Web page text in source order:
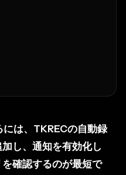
は、TKRECの自動録
し、通知を有効化し
確認するのが最短で